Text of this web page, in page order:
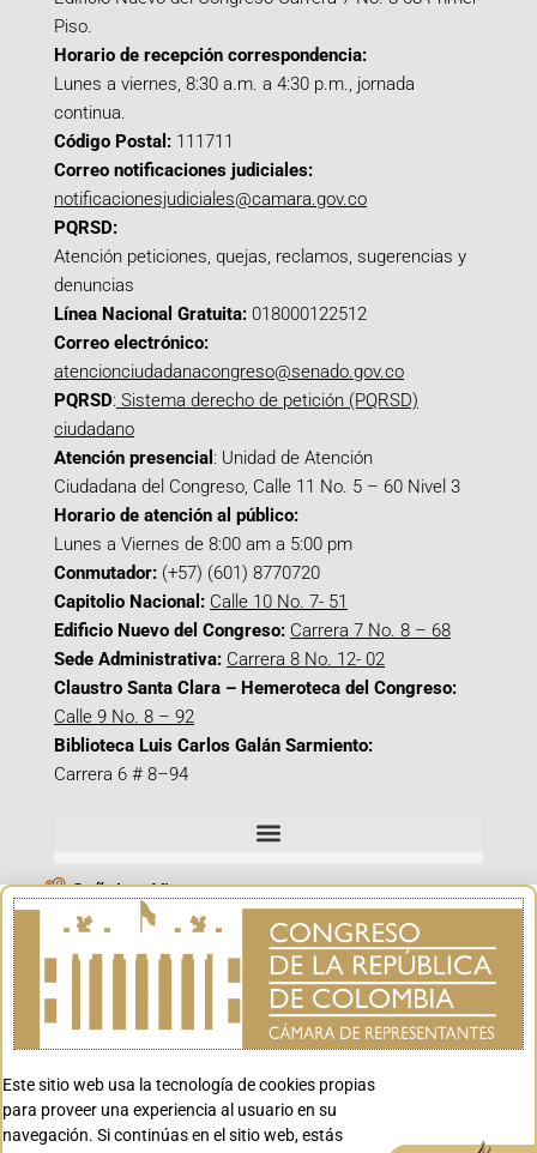
Piso.
Horario de recepción correspondencia:
Lunes a viernes, 8:30 a.m. a 4:30 p.m., jornada
continua.
Código Postal: 111711
Correo notificaciones judiciales:
notificacionesjudiciales@camara.gov.co
PQRSD:
Atención peticiones, quejas, reclamos, sugerencias y
denuncias
Línea Nacional Gratuita: 018000122512
Correo electrónico:
atencionciudadanacongreso@senado.gov.co
PQRSD: Sistema derecho de petición (PQRSD)
ciudadano
Atención presencial : Unidad de Atención
Ciudadana del Congreso, Calle 11 No. 5 – 60 Nivel 3
Horario de atención al público:
Lunes a Viernes de 8:00 am a 5:00 pm
Conmutador: (+57) (601) 8770720
Capitolio Nacional: Calle 10 No. 7- 51
Edificio Nuevo del Congreso: Carrera 7 No. 8 – 68
Sede Administrativa: Carrera 8 No. 12- 02
Claustro Santa Clara – Hemeroteca del Congreso:
Calle 9 No. 8 – 92
Biblioteca Luis Carlos Galán Sarmiento:
Carrera 6 # 8–94
Señal en Vivo
Facebook_@CamaraColombia
Instagram_@CamaraColombia
X_@CamaraColombia
Youtube_@CamaraColombia
Tiktok_@CamaraColombia
Youtube_@CanalCongreso
Este sitio web usa la tecnología de cookies propias
para proveer una experiencia al usuario en su
navegación. Si continúas en el sitio web, estás